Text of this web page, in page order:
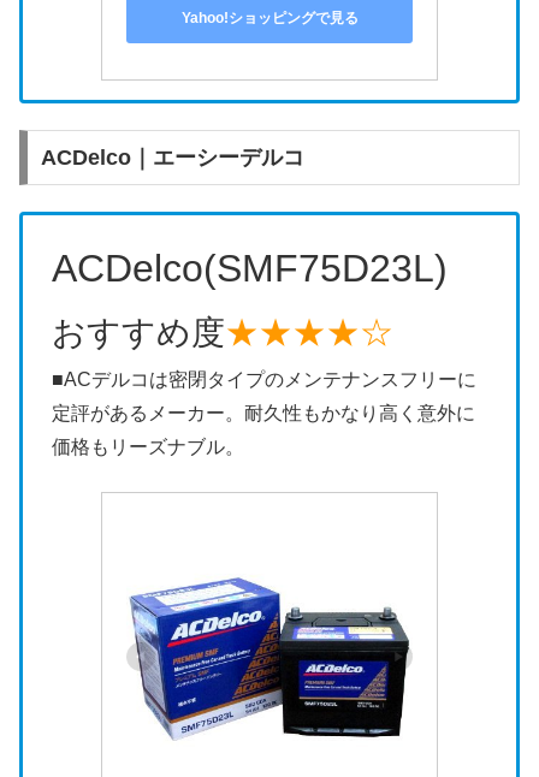
Yahoo!ショッピングで見る
ACDelco｜エーシーデルコ
ACDelco(SMF75D23L)
おすすめ度★★★★☆
■ACデルコは密閉タイプのメンテナンスフリーに
定評があるメーカー。耐久性もかなり高く意外に
価格もリーズナブル。